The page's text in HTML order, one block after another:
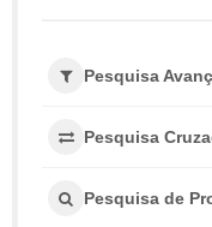
Pesquisa
Pesquisa
Pesquisa de